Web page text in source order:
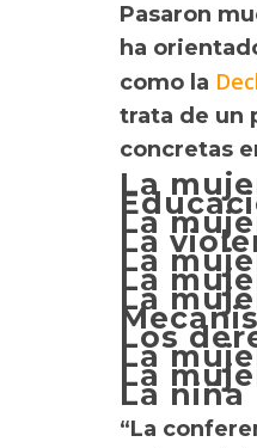
Pasaron
ha
como la
trata de un
concretas
La
La
La
La
La
La
Los
La
La
La niña
“La